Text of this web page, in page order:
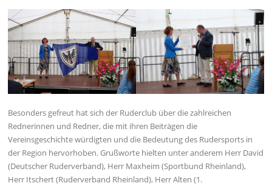
Besonders gefreut hat sich der Ruderclub über die zahlreichen
Rednerinnen und Redner, die mit ihren Beiträgen die
Vereinsgeschichte würdigten und die Bedeutung des Rudersports in
der Region hervorhoben. Grußworte hielten unter anderem Herr David
(Deutscher Ruderverband), Herr Maxheim (Sportbund Rheinland),
Herr Itschert (Ruderverband Rheinland), Herr Alten (1.